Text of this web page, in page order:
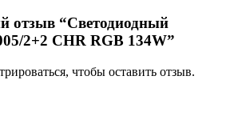
отзыв “Светодиодный
2+2 CHR RGB 134W”
чтобы оставить отзыв.